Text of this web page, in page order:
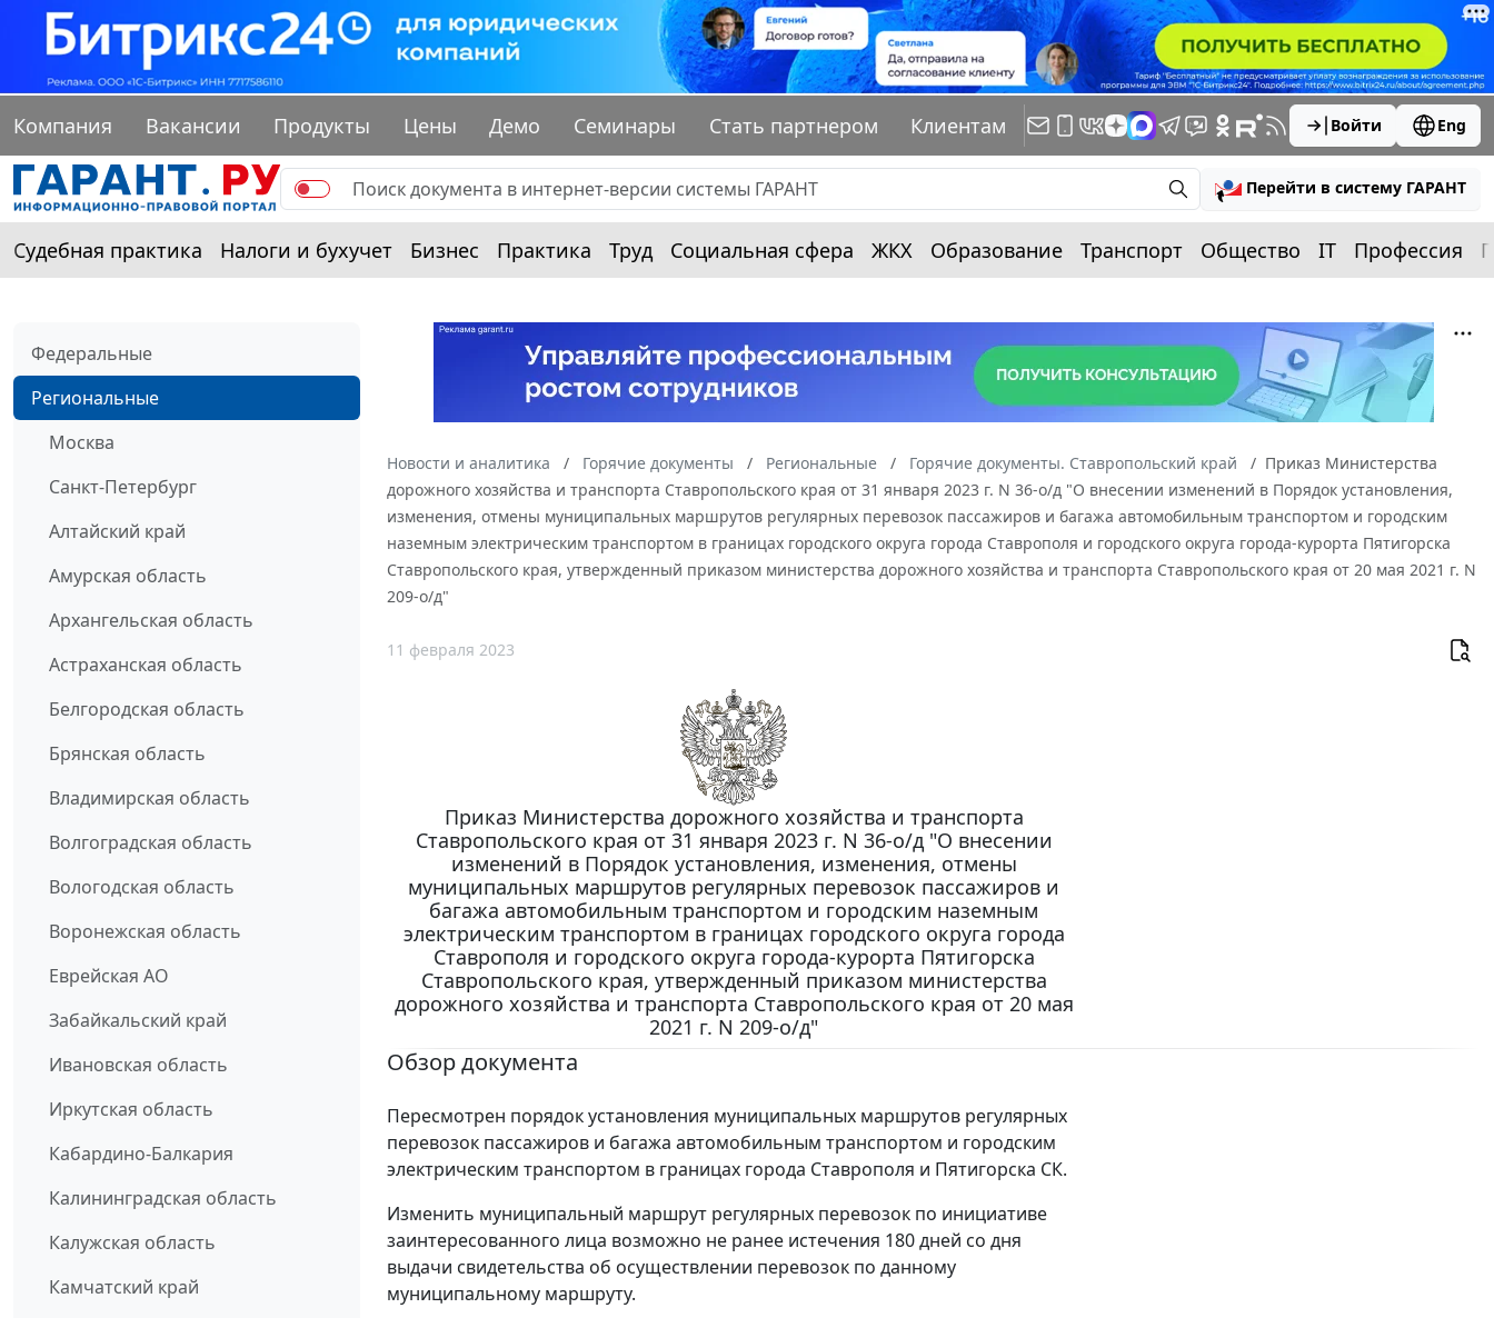
Компания Вакансии Продукты Цены Демо Семинары Стать партнером Клиентам Войти Eng
Перейти в систему ГАРАНТ
Судебная практика Налоги и бухучет Бизнес Практика Труд Социальная сфера ЖКХ Образование Транспорт Общество IT Профессия
Федеральные
Региональные
Москва
Санкт-Петербург
Алтайский край
Амурская область
Архангельская область
Астраханская область
Белгородская область
Брянская область
Владимирская область
Волгоградская область
Вологодская область
Воронежская область
Еврейская АО
Забайкальский край
Ивановская область
Иркутская область
Кабардино-Балкария
Калининградская область
Калужская область
Камчатский край
Новости и аналитика Горячие документы Региональные Горячие документы. Ставропольский край
Приказ Министерства
дорожного хозяйства и транспорта Ставропольского края от 31 января 2023 г. N 36-о/д "О внесении изменений в Порядок установления,
изменения, отмены муниципальных маршрутов регулярных перевозок пассажиров и багажа автомобильным транспортом и городским
наземным электрическим транспортом в границах городского округа города Ставрополя и городского округа города-курорта Пятигорска
Ставропольского края, утвержденный приказом министерства дорожного хозяйства и транспорта Ставропольского края от 20 мая 2021 г. N
209-о/д"
11 февраля 2023
Приказ Министерства дорожного хозяйства и транспорта
Ставропольского края от 31 января 2023 г. N 36-о/д "О внесении
изменений в Порядок установления, изменения, отмены
муниципальных маршрутов регулярных перевозок пассажиров и
багажа автомобильным транспортом и городским наземным
электрическим транспортом в границах городского округа города
Ставрополя и городского округа города-курорта Пятигорска
Ставропольского края, утвержденный приказом министерства
дорожного хозяйства и транспорта Ставропольского края от 20 мая
2021 г. N 209-о/д"
Обзор документа
Пересмотрен порядок установления муниципальных маршрутов регулярных
перевозок пассажиров и багажа автомобильным транспортом и городским
электрическим транспортом в границах города Ставрополя и Пятигорска СК.
Изменить муниципальный маршрут регулярных перевозок по инициативе
заинтересованного лица возможно не ранее истечения 180 дней со дня
выдачи свидетельства об осуществлении перевозок по данному
муниципальному маршруту.